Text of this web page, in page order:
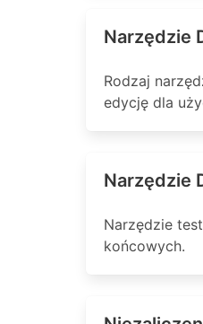
Narzędzie
Rodzaj
edycję dla
Narzędzie
Narzędzie
końcowych.